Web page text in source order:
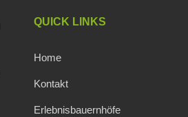
QUICK LINKS
Home
Kontakt
Erlebnisbauernhöfe